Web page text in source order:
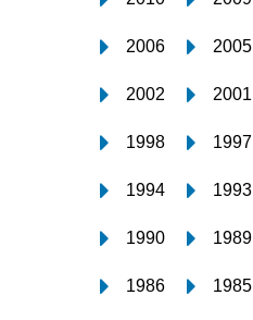
2006 2005
2002 2001
1998 1997
1994 1993
1990 1989
1986 1985